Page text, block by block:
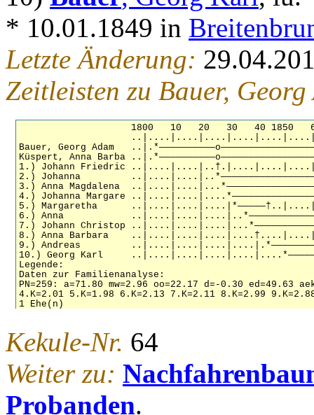
* 10.01.1849 in
Letzte Änderung:
Zeitleisten zu Bauer,
Kekule-Nr. 64
Weiter zu:
Probanden.